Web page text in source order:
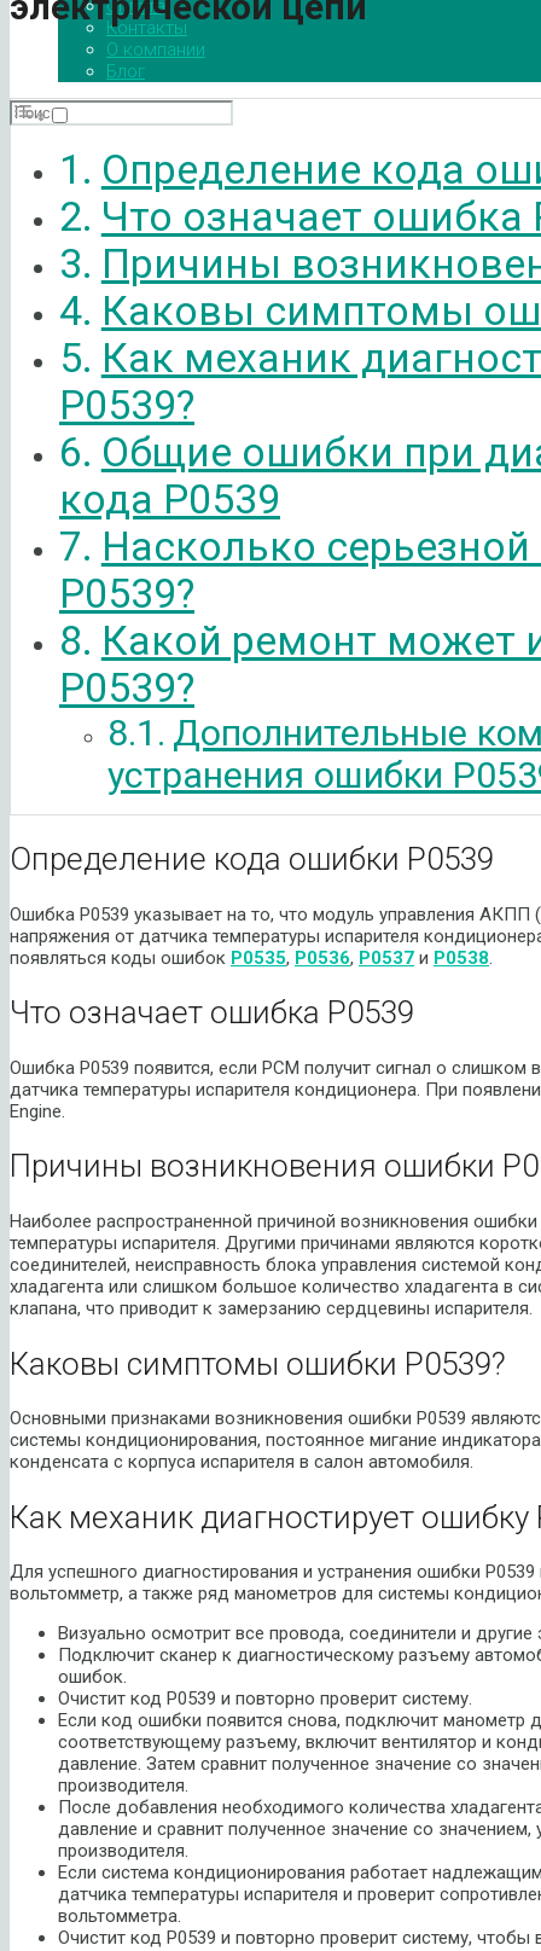
Оплата
Контакты
О компании
Блог
Определение кода
Что означает ошибка
Причины
Каковы симптомы
Как механик
P0539?
Общие ошибки при
кода P0539
Насколько
P0539?
Какой ремонт может
P0539?
Дополнительные
устранения ошибки
Определение кода ошибки P0539
Ошибка P0539 указывает на то, что модуль управления АКПП
напряжения от датчика температуры испарителя
появляться коды ошибок P0535, P0536, P0537 и P0538.
Что означает ошибка P0539
Ошибка P0539 появится, если PCM получит сигнал о
датчика температуры испарителя кондиционера. При
Engine.
Причины возникновения ошибки
Наиболее распространенной причиной возникновения
температуры испарителя. Другими причинами являются
соединителей, неисправность блока управления системой
хладагента или слишком большое количество хладагента в
клапана, что приводит к замерзанию сердцевины испарителя.
Каковы симптомы ошибки P0539?
Основными признаками возникновения ошибки P0539
системы кондиционирования, постоянное мигание
конденсата с корпуса испарителя в салон автомобиля.
Как механик диагностирует ошибку
Для успешного диагностирования и устранения ошибки
вольтомметр, а также ряд манометров для системы
Визуально осмотрит все провода, соединители и
Подключит сканер к диагностическому разъему
ошибок.
Очистит код P0539 и повторно проверит систему.
Если код ошибки появится снова, подключит манометр
соответствующему разъему, включит вентилятор и
давление. Затем сравнит полученное значение со
производителя.
После добавления необходимого количества
давление и сравнит полученное значение со значением,
производителя.
Если система кондиционирования работает
датчика температуры испарителя и проверит
вольтомметра.
Очистит код P0539 и повторно проверит систему,